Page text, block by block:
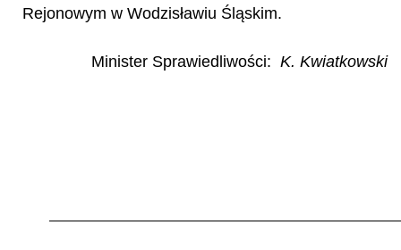
Rejonowym w Wodzisławiu Śląskim.
Minister Sprawiedliwości: K. Kwiatkowski